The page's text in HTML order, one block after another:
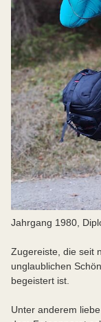
Jahrgang 1980,
Zugereiste, die seit
unglaublichen
begeistert ist.
Unter anderem